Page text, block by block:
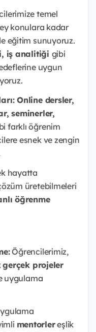
temel
konulara kadar
eğitim sunuyoruz.
iş analitiği gibi
uygun
Online dersler,
seminerler,
farklı öğrenim
esnek ve zengin
hayatta
üretebilmeleri
öğrenme
Öğrencilerimiz,
gerçek projeler
uygulama
mentorlereşlik